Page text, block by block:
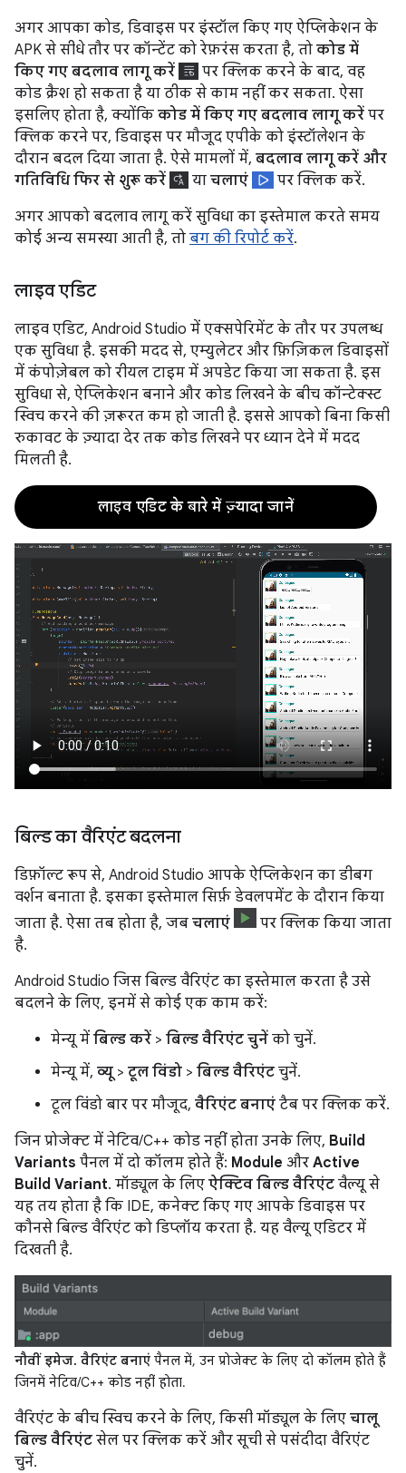
अगर आपका कोड, डिवाइस पर इंस्टॉल किए गए ऐप्लिकेशन के
APK से सीधे तौर पर कॉन्टेंट को रेफ़रंस करता है, तो कोड में
किए गए बदलाव लागू करें
पर क्लिक करने के बाद, वह
कोड क्रैश हो सकता है या ठीक से काम नहीं कर सकता. ऐसा
इसलिए होता है, क्योंकि कोड में किए गए बदलाव लागू करें पर
क्लिक करने पर, डिवाइस पर मौजूद एपीके को इंस्टॉलेशन के
दौरान बदल दिया जाता है. ऐसे मामलों में, बदलाव लागू करें और
गतिविधि फिर से शुरू करें
याचलाएं
पर क्लिक करें.
अगर आपको बदलाव लागू करें सुविधा का इस्तेमाल करते समय
कोई अन्य समस्या आती है, तो बग की रिपोर्ट करें.
लाइव एडिट
लाइव एडिट, Android Studio में एक्सपेरिमेंट के तौर पर उपलब्ध
एक सुविधा है. इसकी मदद से, एम्युलेटर और फ़िज़िकल डिवाइसों
में कंपोज़ेबल को रीयल टाइम में अपडेट किया जा सकता है. इस
सुविधा से, ऐप्लिकेशन बनाने और कोड लिखने के बीच कॉन्टेक्स्ट
स्विच करने की ज़रूरत कम हो जाती है. इससे आपको बिना किसी
रुकावट के ज़्यादा देर तक कोड लिखने पर ध्यान देने में मदद
मिलती है.
लाइव एडिट के बारे में ज़्यादा जानें
बिल्ड का वैरिएंट बदलना
डिफ़ॉल्ट रूप से, Android Studio आपके ऐप्लिकेशन का डीबग
वर्शन बनाता है. इसका इस्तेमाल सिर्फ़ डेवलपमेंट के दौरान किया
जाता है. ऐसा तब होता है, जब चलाएं
पर क्लिक किया जाता
है.
Android Studio जिस बिल्ड वैरिएंट का इस्तेमाल करता है उसे
बदलने के लिए, इनमें से कोई एक काम करें:
मेन्यू में बिल्ड करें > बिल्ड वैरिएंट चुनें को चुनें.
मेन्यू में, व्यू> टूल विंडो > बिल्ड वैरिएंट चुनें.
टूल विंडो बार पर मौजूद, वैरिएंट बनाएं टैब पर क्लिक करें.
जिन प्रोजेक्ट में नेटिव/C++ कोड नहीं होता उनके लिए, Build
Variants पैनल में दो कॉलम होते हैं: Module और Active
Build Variant. मॉड्यूल के लिए ऐक्टिव बिल्ड वैरिएंट वैल्यू से
यह तय होता है कि IDE, कनेक्ट किए गए आपके डिवाइस पर
कौनसे बिल्ड वैरिएंट को डिप्लॉय करता है. यह वैल्यू एडिटर में
दिखती है.
नौवीं इमेज. वैरिएंट बनाएं पैनल में, उन प्रोजेक्ट के लिए दो कॉलम होते हैं
जिनमें नेटिव/C++ कोड नहीं होता.
वैरिएंट के बीच स्विच करने के लिए, किसी मॉड्यूल के लिए चालू
बिल्ड वैरिएंट सेल पर क्लिक करें और सूची से पसंदीदा वैरिएंट
चुनें.